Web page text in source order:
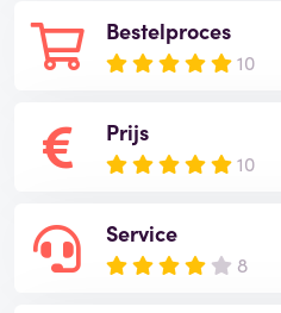
Bestelproces
10
Prijs
10
Service
8